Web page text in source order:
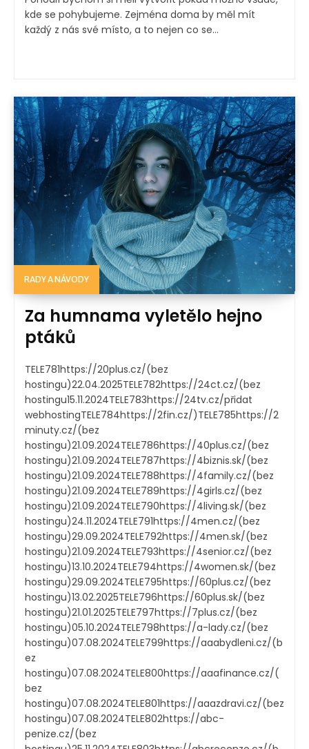
kde se pohybujeme. Zejména doma by měl mít
každý z nás své místo, a to nejen co se...
RADY A NÁVODY
Za humnama vyletělo hejno
ptáků
TELE781https://20plus.cz/(bez
hostingu)22.04.2025TELE782https://24ct.cz/(bez
hostingu15.11.2024TELE783https://24tv.cz/přidat
webhostingTELE784https://2fin.cz/)TELE785https://2
minuty.cz/(bez
hostingu)21.09.2024TELE786https://40plus.cz/(bez
hostingu)21.09.2024TELE787https://4biznis.sk/(bez
hostingu)21.09.2024TELE788https://4family.cz/(bez
hostingu)21.09.2024TELE789https://4girls.cz/(bez
hostingu)21.09.2024TELE790https://4living.sk/(bez
hostingu)24.11.2024TELE791https://4men.cz/(bez
hostingu)29.09.2024TELE792https://4men.sk/(bez
hostingu)21.09.2024TELE793https://4senior.cz/(bez
hostingu)13.10.2024TELE794https://4women.sk/(bez
hostingu)29.09.2024TELE795https://60plus.cz/(bez
hostingu)13.02.2025TELE796https://60plus.sk/(bez
hostingu)21.01.2025TELE797https://7plus.cz/(bez
hostingu)05.10.2024TELE798https://a-lady.cz/(bez
hostingu)07.08.2024TELE799https://aaabydleni.cz/(b
ez
hostingu)07.08.2024TELE800https://aaafinance.cz/(
bez
hostingu)07.08.2024TELE801https://aaazdravi.cz/(bez
hostingu)07.08.2024TELE802https://abc-
penize.cz/(bez